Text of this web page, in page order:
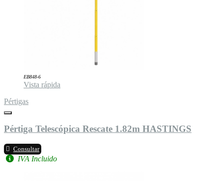
EB848-6
Vista rápida
Pértigas
Pértiga Telescópica Rescate 1.82m HASTINGS
Consultar
IVA Incluido